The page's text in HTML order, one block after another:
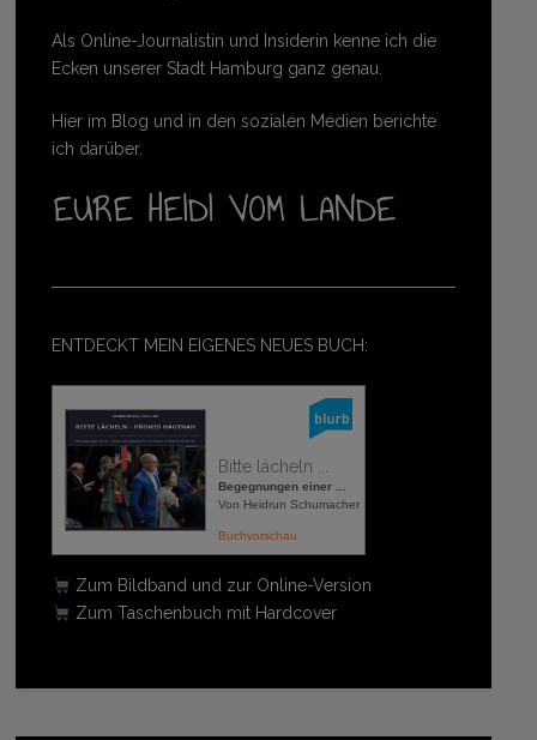
Als Online-Journalistin und Insiderin kenne ich die
Ecken unserer Stadt Hamburg ganz genau.
Hier im Blog und in den sozialen Medien berichte
ich darüber.
ENTDECKT MEIN EIGENES NEUES BUCH:
Bitte lächeln ...
Begegnungen einer ...
Von Heidrun Schumacher
Buchvorschau
Zum Bildband und zur Online-Version
Zum Taschenbuch mit Hardcover